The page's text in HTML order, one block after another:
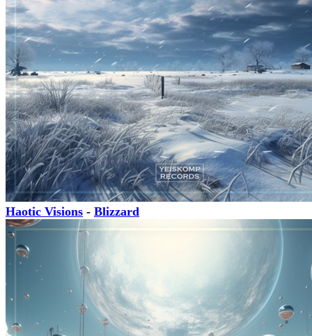
Haotic Visions - Blizzard